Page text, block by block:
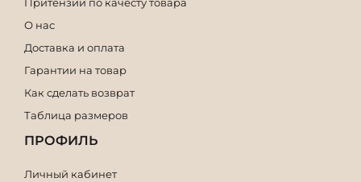
О нас
Доставка и оплата
Гарантии на товар
Как сделать возврат
Таблица размеров
ПРОФИЛЬ
Личный кабинет